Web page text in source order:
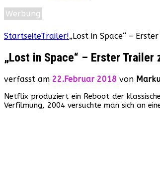
Werbung
StartseiteTrailer!„Lost in Space“ –
„Lost in Space“ – Erster
verfasst am 22.Februar 2018 von
Netflix produziert ein Reboot der
Verfilmung, 2004 versuchte man sich an